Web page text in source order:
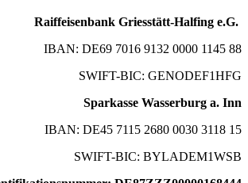
Raiffeisenbank Griesstätt-Halfing e.G.
IBAN: DE69 7016 9132 0000 1145 88
SWIFT-BIC: GENODEF1HFG
Sparkasse Wasserburg a. Inn
IBAN: DE45 7115 2680 0030 3118 15
SWIFT-BIC: BYLADEM1WSB